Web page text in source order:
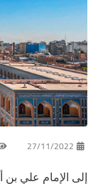
27/11/2022
إلى الإمام علي